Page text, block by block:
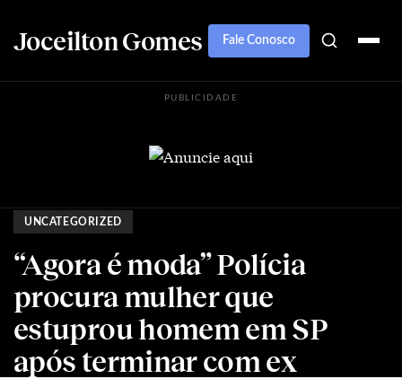
Joceilton Gomes Fale Conosco
PUBLICIDADE
UNCATEGORIZED
“Agora é moda” Polícia
procura mulher que
estuprou homem em SP
após terminar com ex